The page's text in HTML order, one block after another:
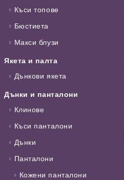
Къси топове
Бюстиета
Макси блузи
Якета и палта
Дънкови якета
Дънки и панталони
Клинове
Къси панталони
Дънки
Панталони
Кожени панталони